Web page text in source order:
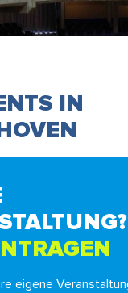
IN
eigene